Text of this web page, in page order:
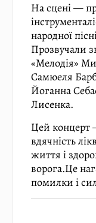
На сцені —
народної
Прозвучали
«Мелодія»
Самюеля
Йоганна
Лисенка.
Цей концерт
вдячність
життя і
ворога.Це
помилки і